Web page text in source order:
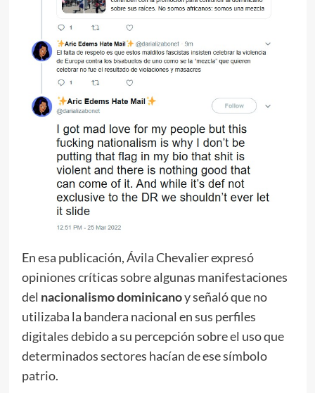
En esa publicación, Ávila Chevalier expresó
opiniones críticas sobre algunas manifestaciones
del nacionalismo dominicanoy señaló que no
utilizaba la bandera nacional en sus perfiles
digitales debido a su percepción sobre el uso que
determinados sectores hacían de ese símbolo
patrio.